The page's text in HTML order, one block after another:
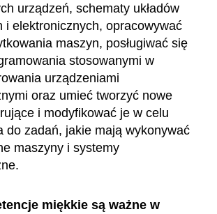
urządzeń, schematy układów
i elektronicznych, opracowywać
maszyn, posługiwać się
stosowanymi w
urządzeniami
oraz umieć tworzyć nowe
i modyfikować je w celu
do zadań, jakie mają wykonywać
maszyny i systemy
miękkie są ważne w